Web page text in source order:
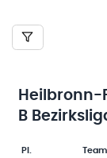
Heilbronn-
B
Pl.
Team-Logo
Team